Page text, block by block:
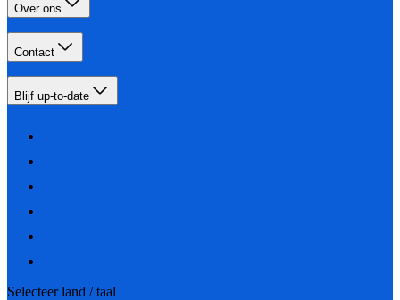
Over ons
Contact
Blijf up-to-date
Selecteer land / taal